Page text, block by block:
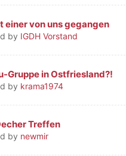
einer von uns gegangen
by IGDH Vorstand
- 0 von 5 durchschnittlich
123 45
Gruppe in Ostfriesland?!
by krama1974
- 0 von 5 durchschnittlich
12345
Treffen
by newmir
- 0 von 5 durchschnittlich
12345